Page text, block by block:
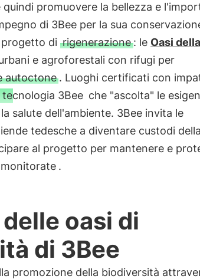
promuovere la bellezza e
di 3Bee per la sua
di rigenerazione: le Oasi della
e agroforestali con rifugi per
autoctone . Luoghi certificati con
tecnologia 3Bee che "ascolta" le
la salute dell'ambiente. 3Bee invita le
tedesche a diventare custodi della
al progetto per mantenere e
.
oasi di
di 3Bee
promozione della biodiversità